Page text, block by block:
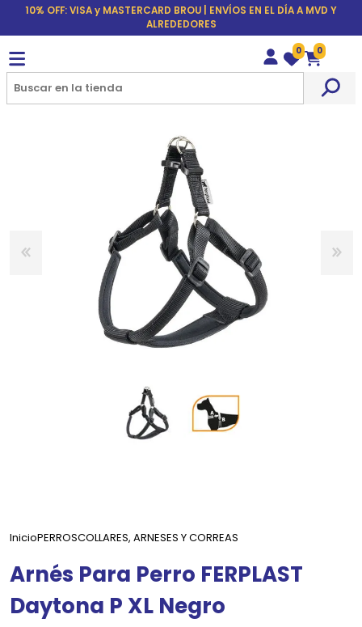
10% OFF: VISA y MASTERCARD BROU | ENVÍOS EN EL DÍA A MVD Y
ALREDEDORES
Wishlist
0
Carrito
0
InicioPERROSCOLLARES, ARNESES Y CORREAS
Arnés Para Perro FERPLAST
Daytona P XL Negro